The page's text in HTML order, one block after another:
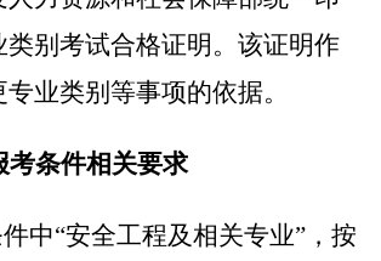
类别考试合格证明。该证明作
业类别等事项的依据。
考条件相关要求
中“安全工程及相关专业”，按